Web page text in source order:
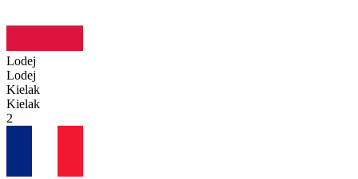
Lodej
Lodej
Kielak
Kielak
2